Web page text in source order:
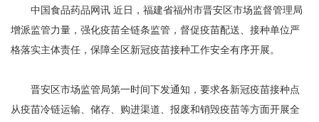
中国食品药品网讯 近日，福建省福州市晋安区市场监督管理局
增派监管力量，强化疫苗全链条监管，督促疫苗配送、接种单位严
格落实主体责任，保障全区新冠疫苗接种工作安全有序开展。
晋安区市场监管局第一时间下发通知，要求各新冠疫苗接种点
从疫苗冷链运输、储存、购进渠道、报废和销毁疫苗等方面开展全